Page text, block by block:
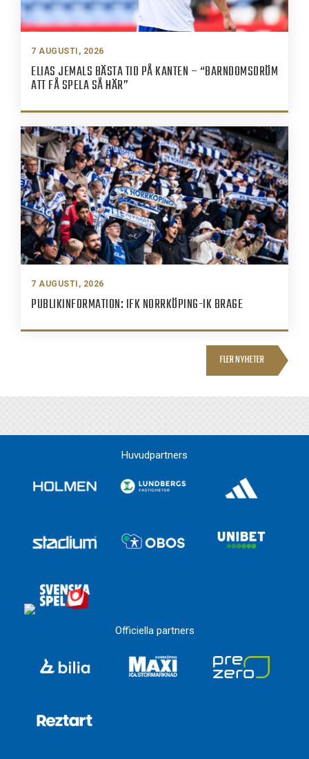
7 AUGUSTI, 2026
ELIAS JEMALS BÄSTA TID PÅ KANTEN – “BARNDOMSDRÖM
ATT FÅ SPELA SÅ HÄR”
7 AUGUSTI, 2026
PUBLIKINFORMATION: IFK NORRKÖPING-IK BRAGE
FLER NYHETER
Huvudpartners
Officiella partners